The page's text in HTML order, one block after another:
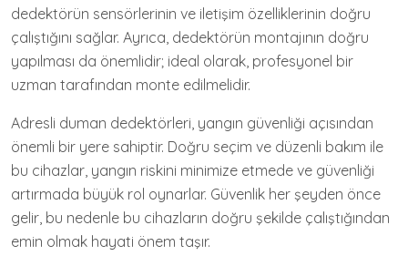
dedektörün sensörlerinin ve iletişim özelliklerinin doğru
çalıştığını sağlar. Ayrıca, dedektörün montajının doğru
yapılması da önemlidir; ideal olarak, profesyonel bir
uzman tarafından monte edilmelidir.
Adresli duman dedektörleri, yangın güvenliği açısından
önemli bir yere sahiptir. Doğru seçim ve düzenli bakım ile
bu cihazlar, yangın riskini minimize etmede ve güvenliği
artırmada büyük rol oynarlar. Güvenlik her şeyden önce
gelir, bu nedenle bu cihazların doğru şekilde çalıştığından
emin olmak hayati önem taşır.